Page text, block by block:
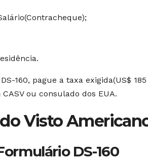
160, pague a taxa exigida(US$
ou consulado dos EUA.
Visto
DS-160